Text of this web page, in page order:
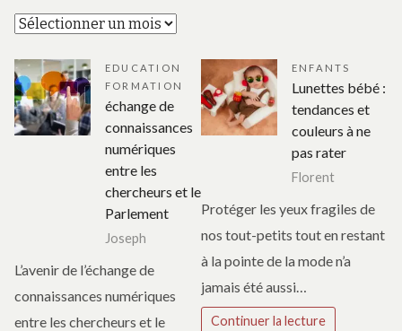
Archives
EDUCATION
FORMATION
échange de
connaissances
numériques
entre les
chercheurs et le
Parlement
Joseph
L’avenir de l’échange de
connaissances numériques
entre les chercheurs et le
ENFANTS
Lunettes bébé :
tendances et
couleurs à ne
pas rater
Florent
Protéger les yeux fragiles de
nos tout-petits tout en restant
à la pointe de la mode n’a
jamais été aussi…
Continuer la lecture